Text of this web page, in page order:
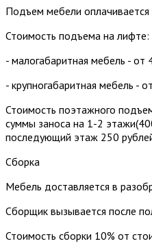
Подъем мебели оплачивается
Стоимость подъема на лифте:
- малогабаритная мебель - от
- крупногабаритная мебель -
Стоимость поэтажного
суммы заноса на 1-2
последующий этаж 250
Сборка
Мебель доставляется в
Сборщик вызывается после
Стоимость сборки 10% от